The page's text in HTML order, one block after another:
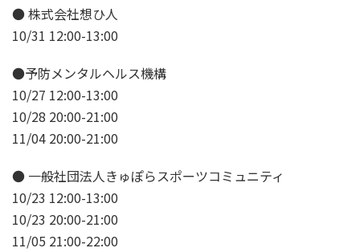
● 株式会社想ひ人
10/31 12:00-13:00
●予防メンタルヘルス機構
10/27 12:00-13:00
10/28 20:00-21:00
11/04 20:00-21:00
● 一般社団法人きゅぽらスポーツコミュニティ
10/23 12:00-13:00
10/23 20:00-21:00
11/05 21:00-22:00